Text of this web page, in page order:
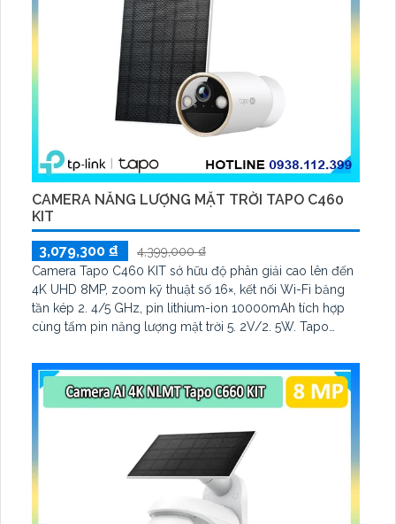
CAMERA NĂNG LƯỢNG MẶT TRỜI TAPO C460
KIT
3,079,300 ₫
4,399,000 ₫
Camera Tapo C460 KIT sở hữu độ phân giải cao lên đến
4K UHD 8MP, zoom kỹ thuật số 16×, kết nối Wi-Fi băng
tần kép 2. 4/5 GHz, pin lithium-ion 10000mAh tích hợp
cùng tấm pin năng lượng mặt trời 5. 2V/2. 5W. Tapo
biến Starlight, tầm nhìn lên đến 15 m